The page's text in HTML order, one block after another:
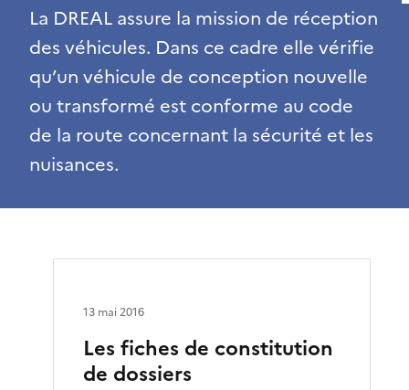
La DREAL assure la mission de réception
des véhicules. Dans ce cadre elle vérifie
qu’un véhicule de conception nouvelle
ou transformé est conforme au code
de la route concernant la sécurité et les
nuisances.
Les fiches de constitution
de dossiers
13 mai 2016